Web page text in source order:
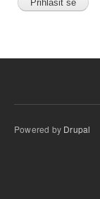
Powered by Drupal